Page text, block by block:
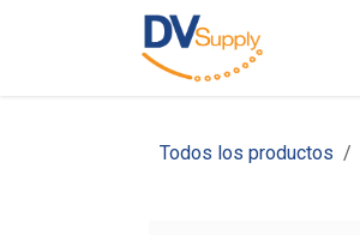
Todos los productos